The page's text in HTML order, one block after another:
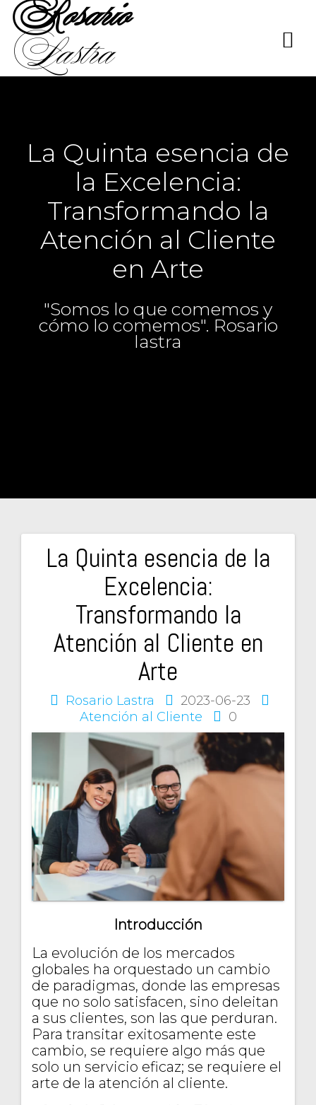
Rosario
Lastra
La Quinta esencia de
la Excelencia:
Transformando la
Atención al Cliente
en Arte
"Somos lo que comemos y
cómo lo comemos". Rosario
lastra
La Quinta esencia de la
Excelencia:
Transformando la
Atención al Cliente en
Arte
Rosario Lastra
2023-06-23
Atención al Cliente
0
Introducción
La evolución de los mercados
globales ha orquestado un cambio
de paradigmas, donde las empresas
que no solo satisfacen, sino deleitan
a sus clientes, son las que perduran.
Para transitar exitosamente este
cambio, se requiere algo más que
solo un servicio eficaz; se requiere el
arte de la atención al cliente.
Navegación
entradas